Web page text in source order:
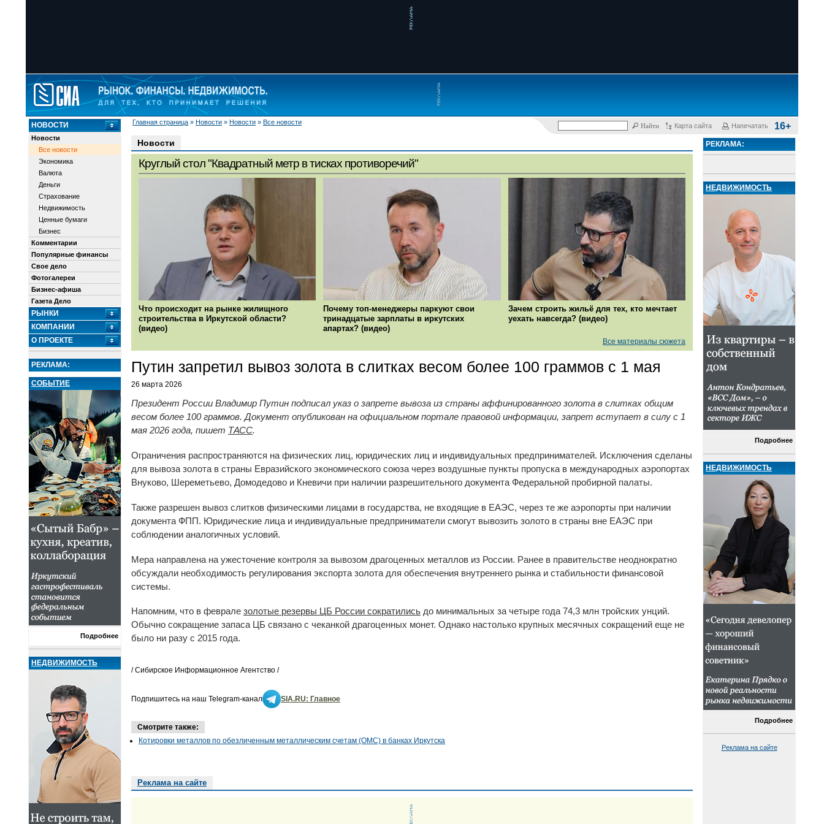
Главная страница » Новости » Новости » Все новости
Карта сайта Напечатать 16+
НОВОСТИ
Новости
Все новости
Экономика
Валюта
Деньги
Страхование
Недвижимость
Ценные бумаги
Бизнес
Комментарии
Популярные финансы
Свое дело
Фотогалереи
Бизнес-афиша
Газета Дело
РЫНКИ
КОМПАНИИ
О ПРОЕКТЕ
РЕКЛАМА:
СОБЫТИЕ
Подробнее
НЕДВИЖИМОСТЬ
Новости
Круглый стол "Квадратный метр в тисках противоречий"
Что происходит на рынке жилищного
строительства в Иркутской области?
(видео)
Почему топ-менеджеры паркуют свои
тринадцатые зарплаты в иркутских
апартах? (видео)
Зачем строить жильё для тех, кто мечтает
уехать навсегда? (видео)
Все материалы сюжета
Путин запретил вывоз золота в слитках весом более 100 граммов с 1 мая
26 марта 2026
Президент России Владимир Путин подписал указ о запрете вывоза из страны аффинированного золота в слитках общим
весом более 100 граммов. Документ опубликован на официальном портале правовой информации, запрет вступает в силу с 1
мая 2026 года, пишет ТАСС.
Ограничения распространяются на физических лиц, юридических лиц и индивидуальных предпринимателей. Исключения сделаны
для вывоза золота в страны Евразийского экономического союза через воздушные пункты пропуска в международных аэропортах
Внуково, Шереметьево, Домодедово и Кневичи при наличии разрешительного документа Федеральной пробирной палаты.
Также разрешен вывоз слитков физическими лицами в государства, не входящие в ЕАЭС, через те же аэропорты при наличии
документа ФПП. Юридические лица и индивидуальные предприниматели смогут вывозить золото в страны вне ЕАЭС при
соблюдении аналогичных условий.
Мера направлена на ужесточение контроля за вывозом драгоценных металлов из России. Ранее в правительстве неоднократно
обсуждали необходимость регулирования экспорта золота для обеспечения внутреннего рынка и стабильности финансовой
системы.
Напомним, что в феврале золотые резервы ЦБ России сократились до минимальных за четыре года 74,3 млн тройских унций.
Обычно сокращение запаса ЦБ связано с чеканкой драгоценных монет. Однако настолько крупных месячных сокращений еще не
было ни разу с 2015 года.
/ Сибирское Информационное Агентство /
Подпишитесь на наш Telegram-канал SIA.RU: Главное
Смотрите также:
Котировки металлов по обезличенным металлическим счетам (ОМС) в банках Иркутска
Реклама на сайте
РЕКЛАМА:
НЕДВИЖИМОСТЬ
Подробнее
НЕДВИЖИМОСТЬ
Подробнее
Реклама на сайте